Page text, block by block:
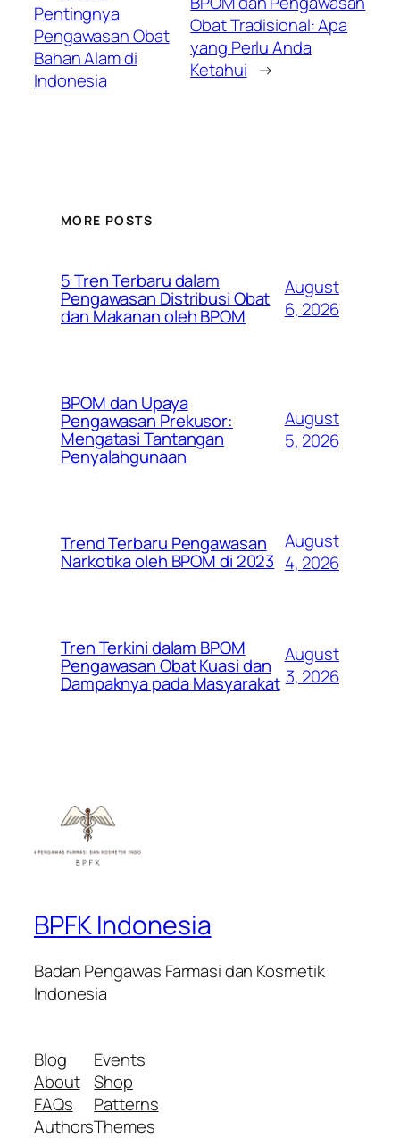
Pentingnya
Pengawasan Obat
Bahan Alam di
Indonesia
Obat Tradisional: Apa
yang Perlu Anda
Ketahui →
MORE POSTS
5 Tren Terbaru dalam
Pengawasan Distribusi Obat
dan Makanan oleh BPOM
August
6, 2026
BPOM dan Upaya
Pengawasan Prekusor:
Mengatasi Tantangan
Penyalahgunaan
August
5, 2026
Trend Terbaru Pengawasan
Narkotika oleh BPOM di 2023
August
4, 2026
Tren Terkini dalam BPOM
Pengawasan Obat Kuasi dan
Dampaknya pada Masyarakat
August
3, 2026
BPFK Indonesia
Badan Pengawas Farmasi dan Kosmetik
Indonesia
Blog
About
FAQs
Authors
Events
Shop
Patterns
Themes